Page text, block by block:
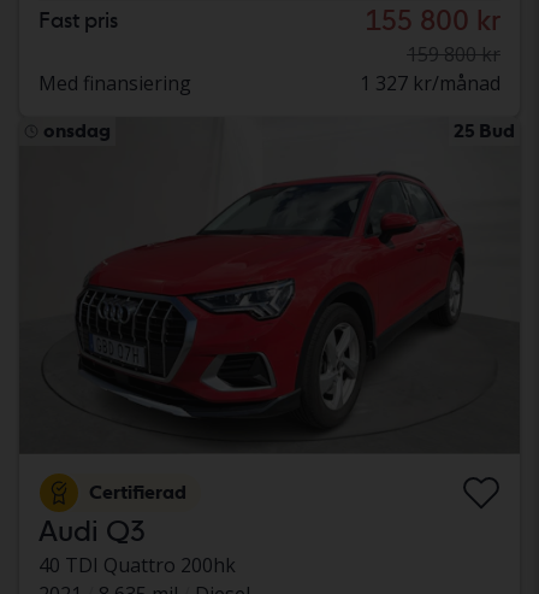
Fast pris 155 800 kr
159 800 kr
Med finansiering
1 327 kr/månad
onsdag 25 Bud
Certifierad
Audi Q3
40 TDI Quattro 200hk